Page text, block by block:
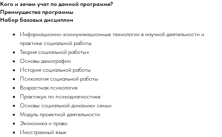
Кого и зачем учат по данной программе?
Преимущества программы
Набор базовых дисциплин
Информационно-коммуникационные технологии в научной деятельности и
практике социальной работы
Теория социальной работы»
Основы демографии
История социальной работы
Психология социальной работы
Возрастная психология
Практикум по психодиагностике
Основы социальной динамики семьи
Модуль проектной деятельности
Экономика и право
Иностранный язык